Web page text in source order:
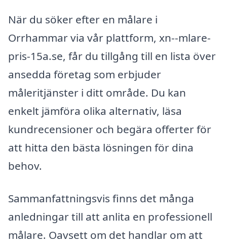
När du söker efter en målare i
Orrhammar via vår plattform, xn--mlare-
pris-15a.se, får du tillgång till en lista över
ansedda företag som erbjuder
måleritjänster i ditt område. Du kan
enkelt jämföra olika alternativ, läsa
kundrecensioner och begära offerter för
att hitta den bästa lösningen för dina
behov.
Sammanfattningsvis finns det många
anledningar till att anlita en professionell
målare. Oavsett om det handlar om att